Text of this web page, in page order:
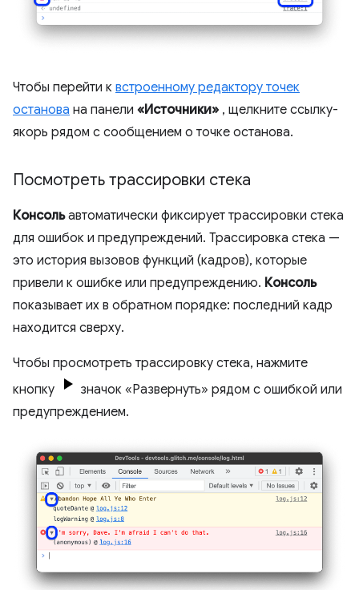
Чтобы перейти к встроенному редактору точек
останова на панели «Источники» , щелкните ссылку-
якорь рядом с сообщением о точке останова.
Посмотреть трассировки стека
Консольавтоматически фиксирует трассировки стека
для ошибок и предупреждений. Трассировка стека —
это история вызовов функций (кадров), которые
привели к ошибке или предупреждению. Консоль
показывает их в обратном порядке: последний кадр
находится сверху.
Чтобы просмотреть трассировку стека, нажмите
кнопку
значок «Развернуть» рядом с ошибкой или
предупреждением.